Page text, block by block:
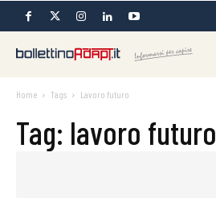
Home Tags Lavoro futuro
Tag: lavoro futuro